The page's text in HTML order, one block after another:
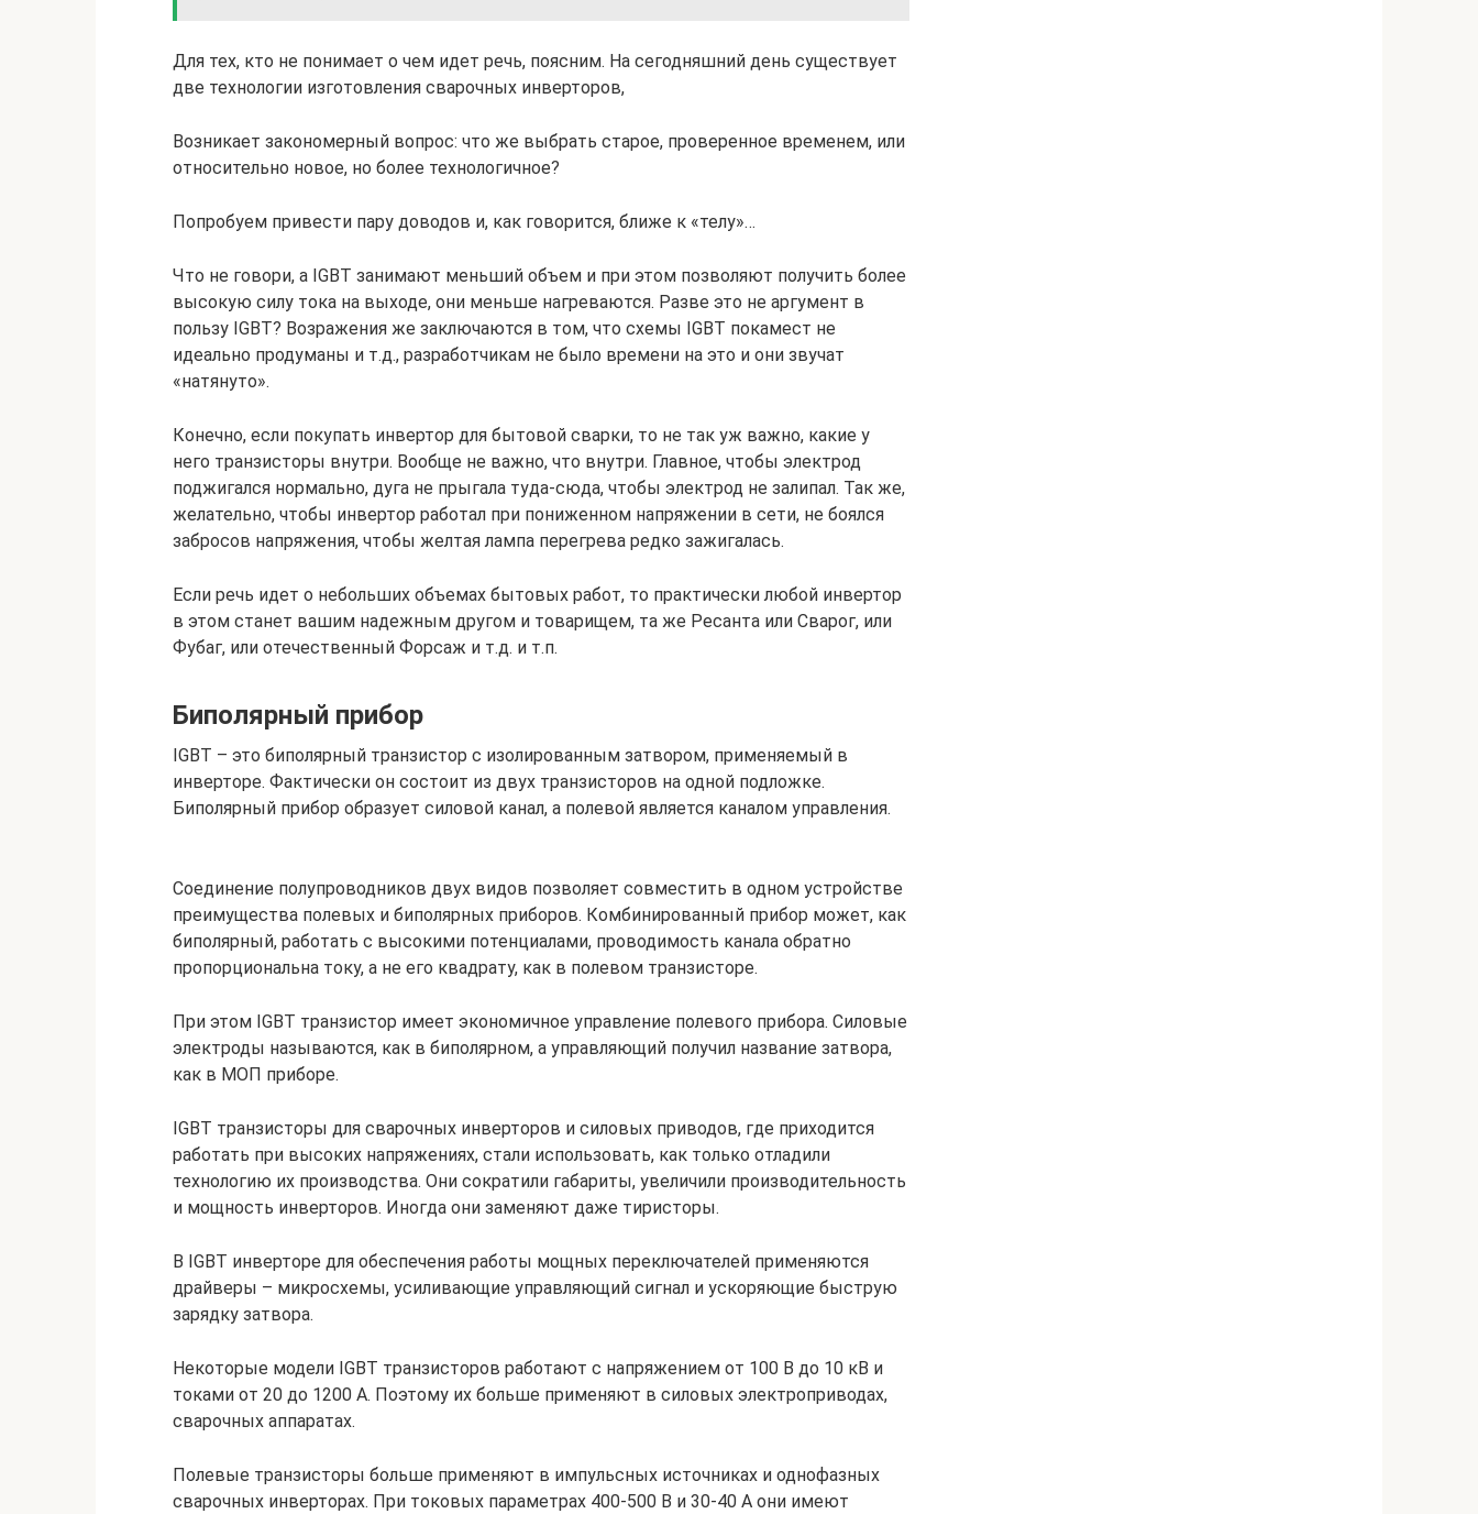
Для тех, кто не понимает о чем идет речь, поясним. На сегодняшний день существует
две технологии изготовления сварочных инверторов,
Возникает закономерный вопрос: что же выбрать старое, проверенное временем, или
относительно новое, но более технологичное?
Попробуем привести пару доводов и, как говорится, ближе к «телу»…
Что не говори, а IGBT занимают меньший объем и при этом позволяют получить более
высокую силу тока на выходе, они меньше нагреваются. Разве это не аргумент в
пользу IGBT? Возражения же заключаются в том, что схемы IGBT покамест не
идеально продуманы и т.д., разработчикам не было времени на это и они звучат
«натянуто».
Конечно, если покупать инвертор для бытовой сварки, то не так уж важно, какие у
него транзисторы внутри. Вообще не важно, что внутри. Главное, чтобы электрод
поджигался нормально, дуга не прыгала туда-сюда, чтобы электрод не залипал. Так же,
желательно, чтобы инвертор работал при пониженном напряжении в сети, не боялся
забросов напряжения, чтобы желтая лампа перегрева редко зажигалась.
Если речь идет о небольших объемах бытовых работ, то практически любой инвертор
в этом станет вашим надежным другом и товарищем, та же Ресанта или Сварог, или
Фубаг, или отечественный Форсаж и т.д. и т.п.
Биполярный прибор
IGBT – это биполярный транзистор с изолированным затвором, применяемый в
инверторе. Фактически он состоит из двух транзисторов на одной подложке.
Биполярный прибор образует силовой канал, а полевой является каналом управления.
Соединение полупроводников двух видов позволяет совместить в одном устройстве
преимущества полевых и биполярных приборов. Комбинированный прибор может, как
биполярный, работать с высокими потенциалами, проводимость канала обратно
пропорциональна току, а не его квадрату, как в полевом транзисторе.
При этом IGBT транзистор имеет экономичное управление полевого прибора. Силовые
электроды называются, как в биполярном, а управляющий получил название затвора,
как в МОП приборе.
IGBT транзисторы для сварочных инверторов и силовых приводов, где приходится
работать при высоких напряжениях, стали использовать, как только отладили
технологию их производства. Они сократили габариты, увеличили производительность
и мощность инверторов. Иногда они заменяют даже тиристоры.
В IGBT инверторе для обеспечения работы мощных переключателей применяются
драйверы – микросхемы, усиливающие управляющий сигнал и ускоряющие быструю
зарядку затвора.
Некоторые модели IGBT транзисторов работают с напряжением от 100 В до 10 кВ и
токами от 20 до 1200 А. Поэтому их больше применяют в силовых электроприводах,
сварочных аппаратах.
Полевые транзисторы больше применяют в импульсных источниках и однофазных
сварочных инверторах. При токовых параметрах 400-500 В и 30-40 А они имеют